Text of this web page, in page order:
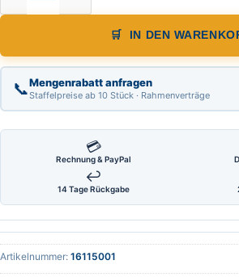
IN DEN
📞Mengenrabatt anfragen
Staffelpreise ab 10 Stück · Rahmenverträge
💳
Rechnung & PayPal
↩
14 Tage Rückgabe
Artikelnummer: 16115001